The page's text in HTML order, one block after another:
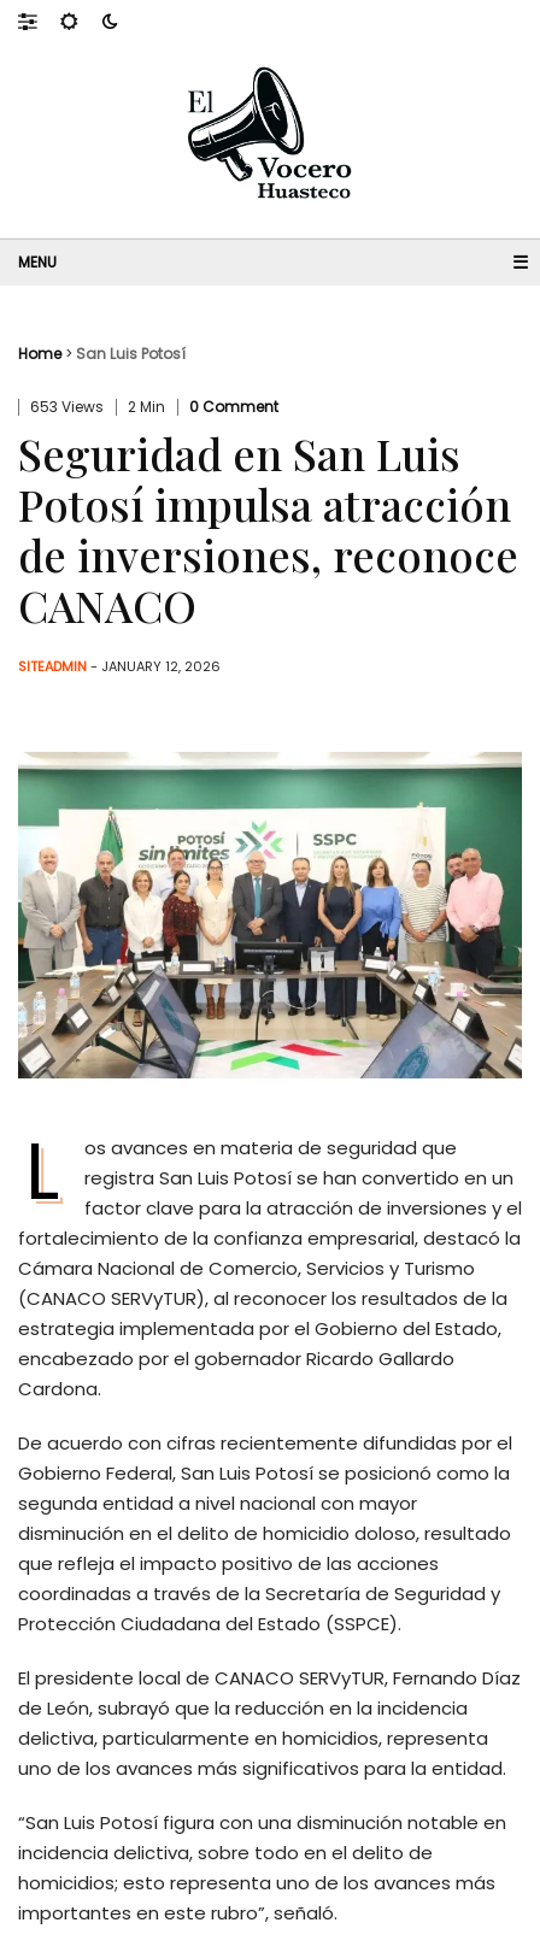
☰
Home> San Luis Potosí
653 Views 2 Min 0 Comment
Seguridad en San Luis
Potosí impulsa atracción
de inversiones, reconoce
CANACO
SITEADMIN- JANUARY 12, 2026
L
os avances en materia de seguridad que
registra San Luis Potosí se han convertido en un
factor clave para la atracción de inversiones y el
fortalecimiento de la confianza empresarial, destacó la
Cámara Nacional de Comercio, Servicios y Turismo
(CANACO SERVyTUR), al reconocer los resultados de la
estrategia implementada por el Gobierno del Estado,
encabezado por el gobernador Ricardo Gallardo
Cardona.
De acuerdo con cifras recientemente difundidas por el
Gobierno Federal, San Luis Potosí se posicionó como la
segunda entidad a nivel nacional con mayor
disminución en el delito de homicidio doloso, resultado
que refleja el impacto positivo de las acciones
coordinadas a través de la Secretaría de Seguridad y
Protección Ciudadana del Estado (SSPCE).
El presidente local de CANACO SERVyTUR, Fernando Díaz
de León, subrayó que la reducción en la incidencia
delictiva, particularmente en homicidios, representa
uno de los avances más significativos para la entidad.
“San Luis Potosí figura con una disminución notable en
incidencia delictiva, sobre todo en el delito de
homicidios; esto representa uno de los avances más
importantes en este rubro”, señaló.